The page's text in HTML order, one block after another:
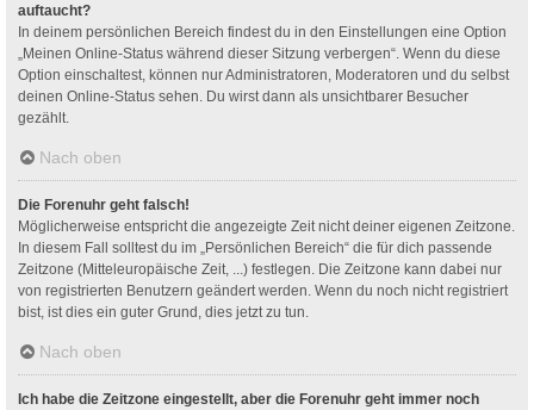
auftaucht?
In deinem persönlichen Bereich findest du in den Einstellungen eine Option
„Meinen Online-Status während dieser Sitzung verbergen“. Wenn du diese
Option einschaltest, können nur Administratoren, Moderatoren und du selbst
deinen Online-Status sehen. Du wirst dann als unsichtbarer Besucher
gezählt.
Nach oben
Die Forenuhr geht falsch!
Möglicherweise entspricht die angezeigte Zeit nicht deiner eigenen Zeitzone.
In diesem Fall solltest du im „Persönlichen Bereich“ die für dich passende
Zeitzone (Mitteleuropäische Zeit, ...) festlegen. Die Zeitzone kann dabei nur
von registrierten Benutzern geändert werden. Wenn du noch nicht registriert
bist, ist dies ein guter Grund, dies jetzt zu tun.
Nach oben
Ich habe die Zeitzone eingestellt, aber die Forenuhr geht immer noch